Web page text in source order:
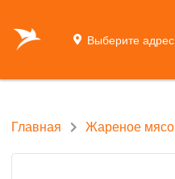
Выберите адрес
Главная Жареное мясо